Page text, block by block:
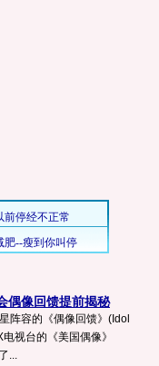
偶像回馈提前揭秘
阵容的《偶像回馈》(Idol
视台的《美国偶像》
...